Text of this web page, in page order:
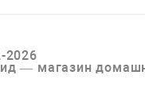
2026
— магазин